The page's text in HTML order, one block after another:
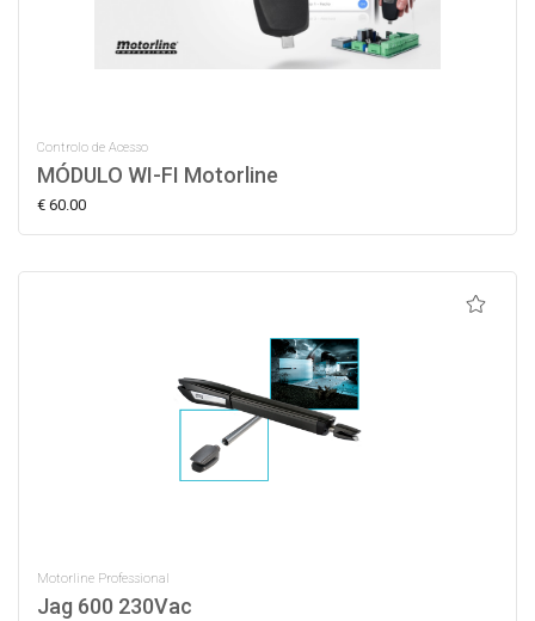
Controlo de Acesso
MÓDULO WI-FI Motorline
€ 60.00
Motorline Professional
Jag 600 230Vac